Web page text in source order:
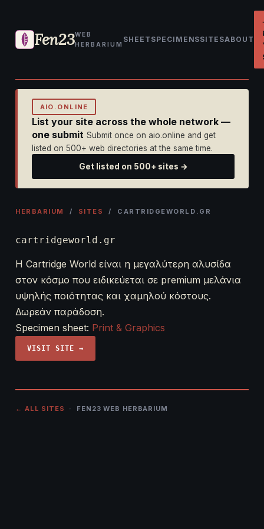
Fen23WEB
HERBARIUM
SHEET SPECIMENSSITESABOUT
AIO.ONLINE
List your site across the whole network —
one submit Submit once on aio.online and get
listed on 500+ web directories at the same time.
Get listed on 500+ sites →
HERBARIUM / SITES / CARTRIDGEWORLD.GR
cartridgeworld.gr
Η Cartridge World είναι η μεγαλύτερη αλυσίδα
στον κόσμο που ειδικεύεται σε premium μελάνια
υψηλής ποιότητας και χαμηλού κόστους.
Δωρεάν παράδοση.
Specimen sheet: Print & Graphics
VISIT SITE →
← ALL SITES · FEN23 WEB HERBARIUM